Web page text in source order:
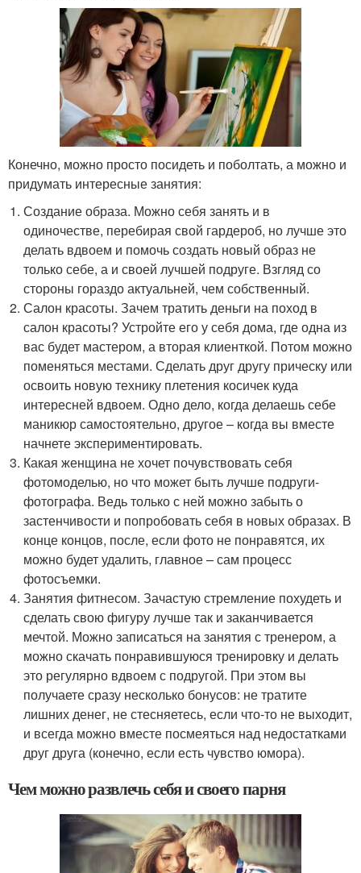
Конечно, можно просто посидеть и поболтать, а можно и
придумать интересные занятия:
Создание образа. Можно себя занять и в
одиночестве, перебирая свой гардероб, но лучше это
делать вдвоем и помочь создать новый образ не
только себе, а и своей лучшей подруге. Взгляд со
стороны гораздо актуальней, чем собственный.
Салон красоты. Зачем тратить деньги на поход в
салон красоты? Устройте его у себя дома, где одна из
вас будет мастером, а вторая клиенткой. Потом можно
поменяться местами. Сделать друг другу прическу или
освоить новую технику плетения косичек куда
интересней вдвоем. Одно дело, когда делаешь себе
маникюр самостоятельно, другое – когда вы вместе
начнете экспериментировать.
Какая женщина не хочет почувствовать себя
фотомоделью, но что может быть лучше подруги-
фотографа. Ведь только с ней можно забыть о
застенчивости и попробовать себя в новых образах. В
конце концов, после, если фото не понравятся, их
можно будет удалить, главное – сам процесс
фотосъемки.
Занятия фитнесом. Зачастую стремление похудеть и
сделать свою фигуру лучше так и заканчивается
мечтой. Можно записаться на занятия с тренером, а
можно скачать понравившуюся тренировку и делать
это регулярно вдвоем с подругой. При этом вы
получаете сразу несколько бонусов: не тратите
лишних денег, не стесняетесь, если что-то не выходит,
и всегда можно вместе посмеяться над недостатками
друг друга (конечно, если есть чувство юмора).
Чем можно развлечь себя и своего парня